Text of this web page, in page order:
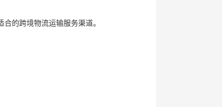
的跨境物流运输服务渠道。